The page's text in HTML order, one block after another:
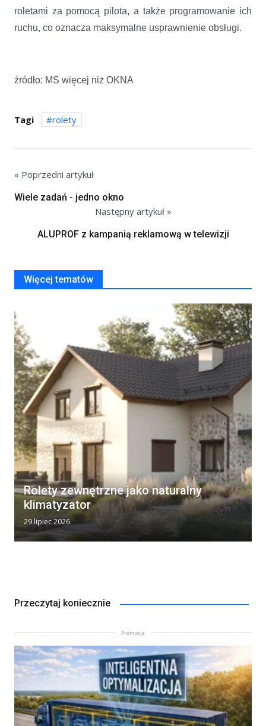
roletami za pomocą pilota, a także programowanie ich
ruchu, co oznacza maksymalne usprawnienie obsługi.
źródło: MS więcej niż OKNA
Tagi rolety
« Poprzedni artykuł
Wiele zadań - jedno okno
Następny artykuł »
ALUPROF z kampanią reklamową w telewizji
Więcej tematów
Rolety zewnętrzne jako naturalny
klimatyzator
29 lipiec 2026
Przeczytaj koniecznie
Promocja